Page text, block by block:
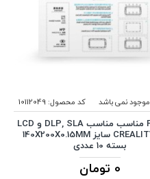
موجود نمی باشد کد محصول: 10112049
فیلم FEP مناسب مناسب DLP, SLA و LCD
اصلی CREALITY سایز 140X200X0.15MM
بسته 10 عددی
0 تومان